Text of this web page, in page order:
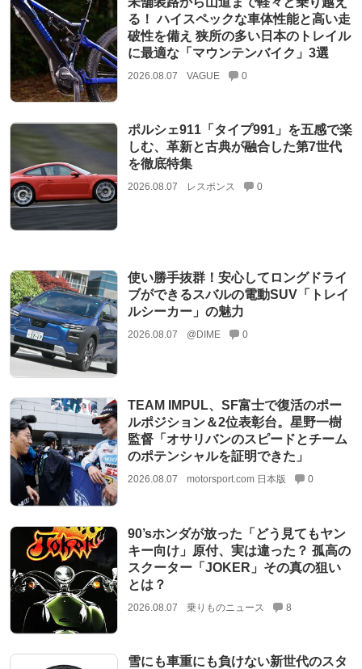
る！ ハイスペックな車体性能と高い走
破性を備え 狭所の多い日本のトレイル
に最適な「マウンテンバイク」3選
2026.08.07 VAGUE 0
ポルシェ911「タイプ991」を五感で楽
しむ、革新と古典が融合した第7世代
を徹底特集
2026.08.07 レスポンス 0
使い勝手抜群！安心してロングドライ
ブができるスバルの電動SUV「トレイ
ルシーカー」の魅力
2026.08.07 @DIME 0
TEAM IMPUL、SF富士で復活のポー
ルポジション＆2位表彰台。星野一樹
監督「オサリバンのスピードとチーム
のポテンシャルを証明できた」
2026.08.07 motorsport.com 日本版 0
90’sホンダが放った「どう見てもヤン
キー向け」原付、実は違った？ 孤高の
スクーター「JOKER」その真の狙い
とは？
2026.08.07 乗りものニュース 8
雪にも車重にも負けない新世代のスタ